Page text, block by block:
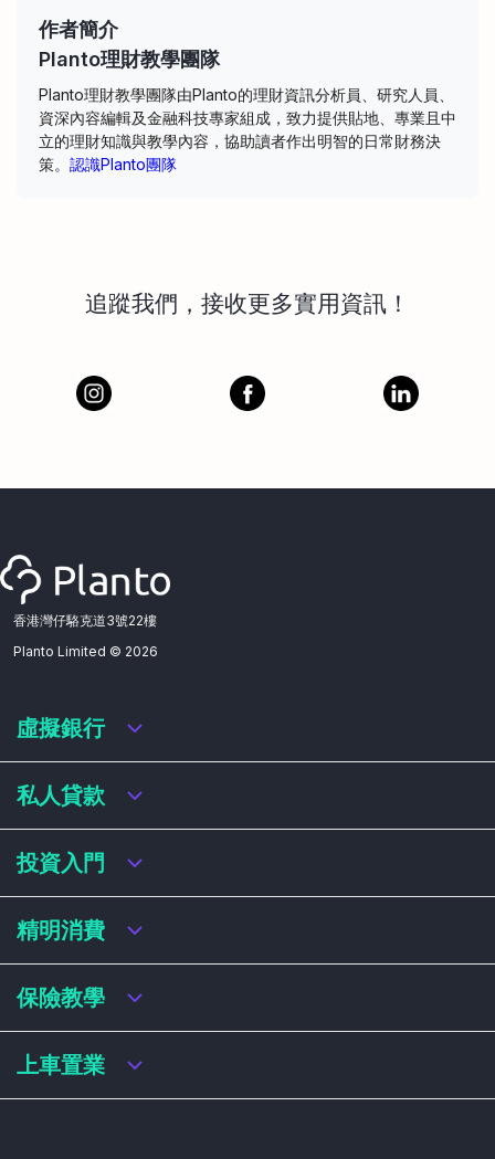
作者簡介
Planto理財教學團隊
Planto理財教學團隊由Planto的理財資訊分析員、研究人員、
資深內容編輯及金融科技專家組成，致力提供貼地、專業且中
立的理財知識與教學內容，協助讀者作出明智的日常財務決
策。 認識Planto團隊
追蹤我們，接收更多實用資訊！
香港灣仔駱克道3號22樓
Planto Limited © 2026
虛擬銀行
虛擬銀行迎新優惠
虛擬銀行存款利率比較
虛擬銀行銀扣賬卡 / 信用卡
虛擬銀行貸款
私人貸款
私人貸款年利率比較
網上即批貸款
結餘轉戶
稅務貸款
財務公司貸款
投資入門
港股戶口收費及迎新優惠
基金平台比較
買加密貨幣教學
精明消費
網購信用卡
飛行里數信用卡
學生信用卡
保險教學
買保險基本概念
上車置業